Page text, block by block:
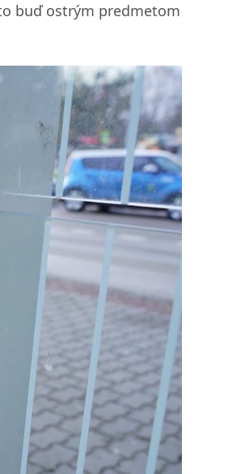
buď ostrým predmetom